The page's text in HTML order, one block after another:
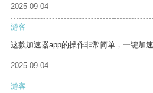
2025-09-04
游客
这款加速器app的操作非常简单，一键加
2025-09-04
游客